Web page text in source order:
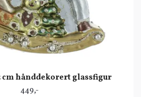
cm hånddekorert glassfigur
449,-